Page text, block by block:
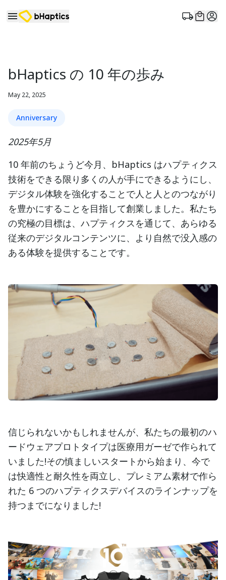
bHaptics の 10 年の歩み
May 22, 2025
Anniversary
2025年5月
10 年前のちょうど今月、bHaptics はハプティクス
技術をできる限り多くの人が手にできるようにし、
デジタル体験を強化することで人と人とのつながり
を豊かにすることを目指して創業しました。私たち
の究極の目標は、ハプティクスを通じて、あらゆる
従来のデジタルコンテンツに、より自然で没入感の
ある体験を提供することです。
信じられないかもしれませんが、私たちの最初のハ
ードウェアプロトタイプは医療用ガーゼで作られて
いました!その慎ましいスタートから始まり、今で
は快適性と耐久性を両立し、プレミアム素材で作ら
れた 6 つのハプティクスデバイスのラインナップを
持つまでになりました!